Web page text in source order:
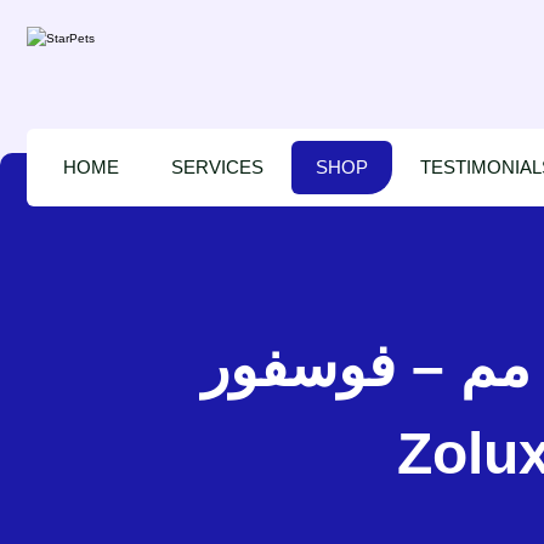
HOME SERVICES SHOP
زولكس مشد نايلون للقطط – 1 متر – 10 مم – فوسفور –